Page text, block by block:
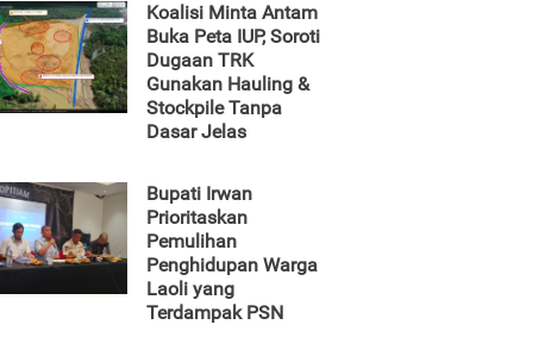
Koalisi Minta Antam
Buka Peta IUP, Soroti
Dugaan TRK
Gunakan Hauling &
Stockpile Tanpa
Dasar Jelas
Bupati Irwan
Prioritaskan
Pemulihan
Penghidupan Warga
Laoli yang
Terdampak PSN